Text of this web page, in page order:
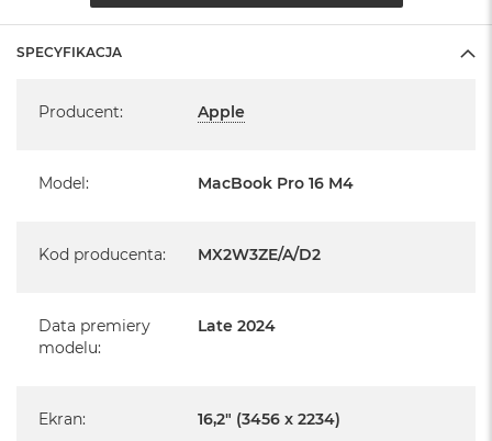
1 x Gniazdo na kartę SDXC
1 x Gniazdo słuchawkowe 3,5 mm
MacBook Pro jest nowy
Posiada pełną, 12 miesięczną gwarancję
producenta
SPECYFIKACJA
Producent: Apple
Model: MacBook Pro 16 M4
Kod producenta: MX2W3ZE/A/D2
Data premiery
modelu:
Late 2024
Ekran: 16,2" (3456 x 2234)